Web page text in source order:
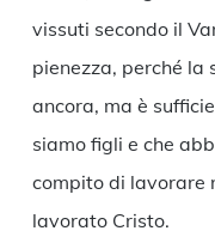
vissuti secondo il
pienezza, perché la
ancora, ma è
siamo figli e che
compito di lavorare
lavorato Cristo.